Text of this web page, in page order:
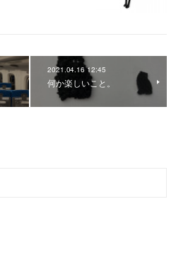
2021.04.16 12:45
何か楽しいこと。